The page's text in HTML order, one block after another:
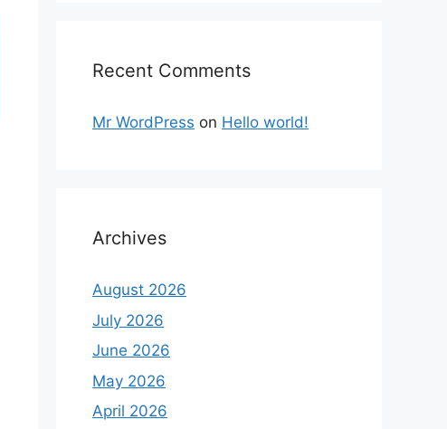
Recent Comments
Mr WordPress on Hello world!
Archives
August 2026
July 2026
June 2026
May 2026
April 2026